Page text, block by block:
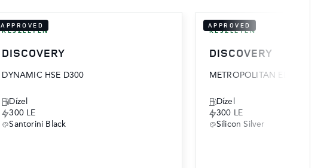
APPROVED
KÉSZLETEN
DISCOVERY
DYNAMIC HSE D300
Dízel
300 LE
Santorini Black
APPROVED
KÉSZLETEN
DISCOVERY
METROPOLITAN EDITION D300
Dízel
300 LE
Silicon Silver